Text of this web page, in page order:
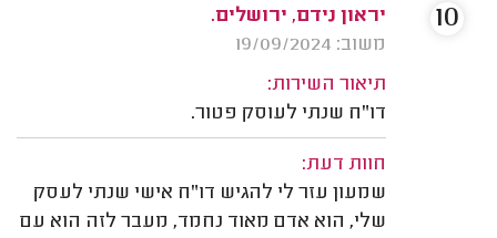
יראון נידם, ירושלים.
משוב: 19/09/2024
תיאור השירות:
דו"ח שנתי לעוסק פטור.
חוות דעת:
שמעון עזר לי להגיש דו"ח אישי שנתי לעסק
שלי, הוא אדם מאוד נחמד, מעבר לזה הוא עם
10